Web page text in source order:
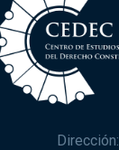
Dirección: